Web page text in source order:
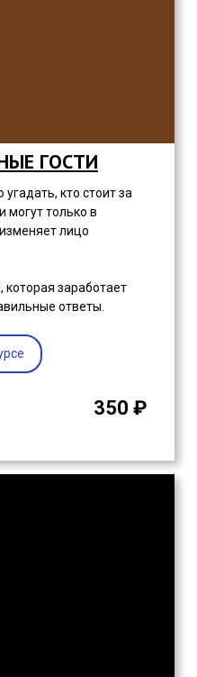
ГОСТИ
кто стоит за
могут только в
лицо
заработает
ответы.
350 ₽